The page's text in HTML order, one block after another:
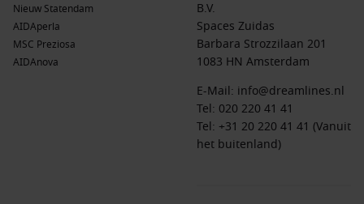
Nieuw Statendam
AIDAperla
MSC Preziosa
AIDAnova
B.V.
Spaces Zuidas
Barbara Strozzilaan 201
1083 HN Amsterdam
E-Mail: info@dreamlines.nl
Tel: 020 220 41 41
Tel: +31 20 220 41 41 (Vanuit
het buitenland)